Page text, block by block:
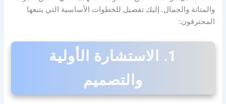
والمتانة والجمال. إليك تفصيل للخطوات الأساسية التي يتبعها
المحترفون:
1. الاستشارة الأولية
والتصميم